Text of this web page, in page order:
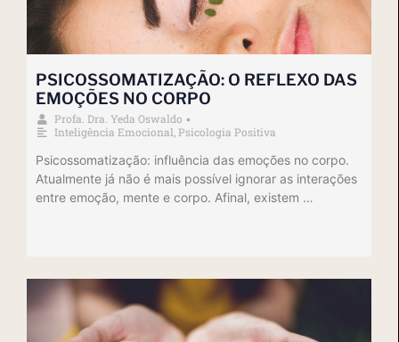
PSICOSSOMATIZAÇÃO: O REFLEXO DAS
EMOÇÕES NO CORPO
Profa. Dra. Yeda Oswaldo •
Inteligência Emocional Psicologia Positiva
Psicossomatização: influência das emoções no corpo.
Atualmente já não é mais possível ignorar as interações
entre emoção, mente e corpo. Afinal, existem …